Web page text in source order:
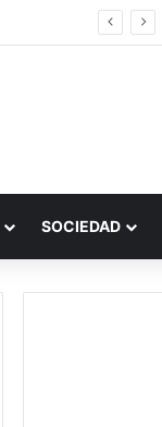
SOCIEDAD